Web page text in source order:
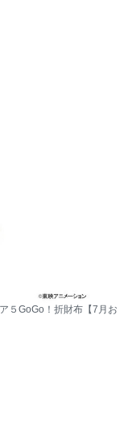
５GoGo！折財布【7月お